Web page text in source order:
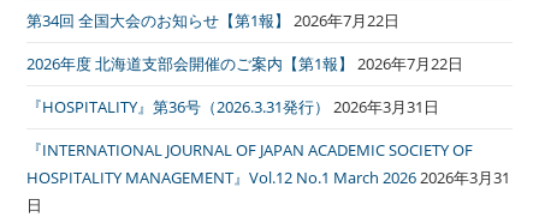
第34回 全国大会のお知らせ【第1報】
2026年7月22日
2026年度 北海道支部会開催のご案内【第1報】
2026年7月22日
『HOSPITALITY』第36号（2026.3.31発行）
2026年3月31日
『INTERNATIONAL JOURNAL OF JAPAN ACADEMIC SOCIETY OF
HOSPITALITY MANAGEMENT』Vol.12 No.1 March 20262026年3月31
日